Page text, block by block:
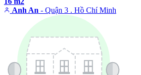
Anh An - Quận 3 . Hồ Chí Minh